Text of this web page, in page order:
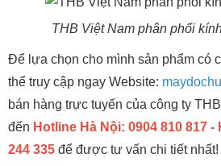
THB Việt Nam phân phối
Để lựa chọn cho mình sản phẩm có
thể truy cập ngay Website:
bán hàng trực tuyến của công ty
đến Hotline Hà Nội: 0904 810 817
244 335 để được tư vấn chi tiết nhất!